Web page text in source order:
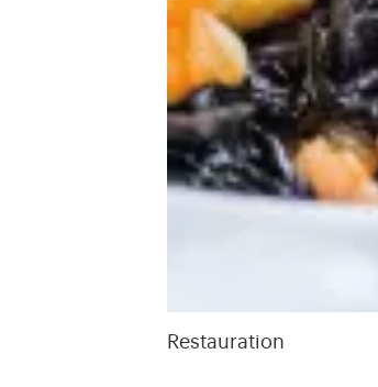
Restauration